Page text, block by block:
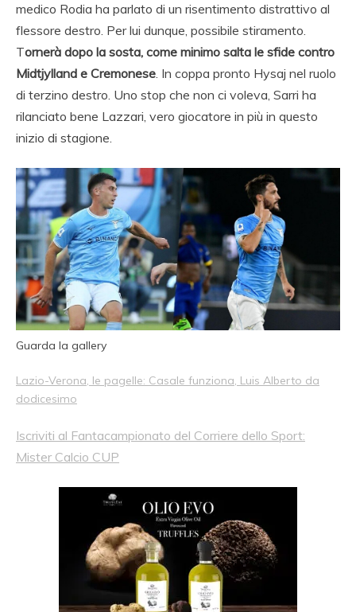
medico Rodia ha parlato di un risentimento distrattivo al
flessore destro. Per lui dunque, possibile stiramento.
Tornerà dopo la sosta, come minimo salta le sfide contro
Midtjylland e Cremonese. In coppa pronto Hysaj nel ruolo
di terzino destro. Uno stop che non ci voleva, Sarri ha
rilanciato bene Lazzari, vero giocatore in più in questo
inizio di stagione.
Guarda la gallery
Lazio-Verona, le pagelle: Casale funziona, Luis Alberto da
dodicesimo
Iscriviti al Fantacampionato del Corriere dello Sport:
Mister Calcio CUP